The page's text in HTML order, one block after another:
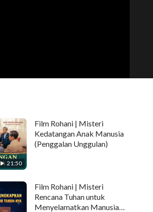
21:50
Film Rohani | Misteri
Kedatangan Anak Manusia
(Penggalan Unggulan)
Film Rohani | Misteri
Rencana Tuhan untuk
Menyelamatkan Manusia